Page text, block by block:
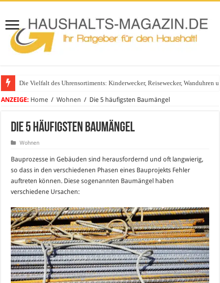
Die Vielfalt des Uhrensortiments: Kinderwecker, Reisewecker, Wanduhren
Glasgeländer in modernen Wohnhäusern
ANZEIGE: Home / Wohnen / Die 5 häufigsten Baumängel
Die 5 häufigsten Baumängel
Wohnen
Bauprozesse in Gebäuden sind herausfordernd und oft langwierig,
so dass in den verschiedenen Phasen eines Bauprojekts Fehler
auftreten können. Diese sogenannten Baumängel haben
verschiedene Ursachen: